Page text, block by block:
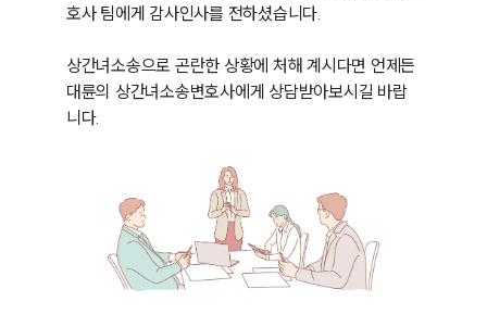
호사 팀에게 감사인사를 전하셨습니다.
상간녀소송으로 곤란한 상황에 처해 계시다면 언제든
대륜의 상간녀소송변호사에게 상담받아보시길 바랍
니다.